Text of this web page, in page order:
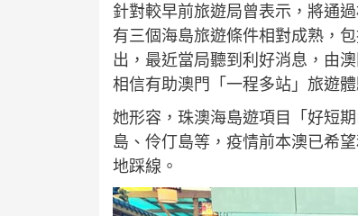
針對較早前旅遊局曾表示，將通
有三個海島旅遊條件相對成熟，
出，最近當局聽到利好消息，由
相信有助澳門「一程多站」旅遊
她形容，珠澳海島遊項目「好短
島、伶仃島等，疫情前本澳已希
地踩線。